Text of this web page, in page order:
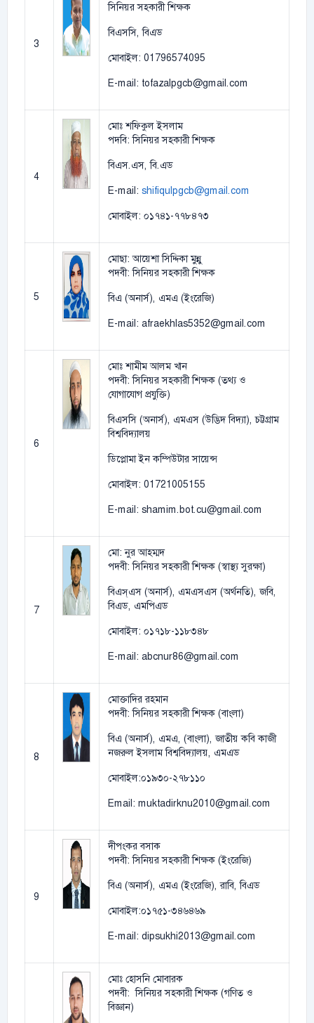
3
সিনিয়র সহকারী শিক্ষক
বিএসসি, বিএড
মোবাইল: 01796574095
E-mail: tofazalpgcb@gmail.com
4
মোঃ শফিকুল ইসলাম
পদবি: সিনিয়র সহকারী শিক্ষক
বিএস.এস, বি.এড
E-mail: shifiqulpgcb@gmail.com
মোবাইল: ০১৭৪১-৭৭৮৪৭৩
5
মোছা: আয়েশা সিদ্দিকা মুন্নু
পদবী: সিনিয়র সহকারী শিক্ষক
বিএ (অনার্স), এমএ (ইংরেজি)
E-mail: afraekhlas5352@gmail.com
6
মোঃ শামীম আলম খান
পদবী: সিনিয়র সহকারী শিক্ষক (তথ্য ও
যোগাযোগ প্রযুক্তি)
বিএসসি (অনার্স), এমএস (উদ্ভিদ বিদ্যা), চট্টগ্রাম
বিশ্ববিদ্যালয়
ডিপ্লোমা ইন কম্পিউটার সায়েন্স
মোবাইল: 01721005155
E-mail: shamim.bot.cu@gmail.com
7
মো: নুর আহম্মদ
পদবী: সিনিয়র সহকারী শিক্ষক (স্বাস্থ্য সুরক্ষা)
বিএস্এস (অনার্স), এমএসএস (অর্থনতি), জবি,
বিএড, এমপিএড
মোবাইল: ০১৭১৮-১১৮৩৪৮
E-mail: abcnur86@gmail.com
8
মোক্তাদির রহমান
পদবী: সিনিয়র সহকারী শিক্ষক (বাংলা)
বিএ (অনার্স), এমএ, (বাংলা), জাতীয় কবি কাজী
নজরুল ইসলাম বিশ্ববিদ্যালয়, এমএড
মোবাইল:০১৯৩০-২৭৮১১০
Email: muktadirknu2010@gmail.com
9
দীপংকর বসাক
পদবী: সিনিয়র সহকারী শিক্ষক (ইংরেজি)
বিএ (অনার্স), এমএ (ইংরেজি), রাবি, বিএড
মোবাইল:০১৭৫১-৩৪৬৪৬৯
E-mail: dipsukhi2013@gmail.com
মোঃ হোসনি মোবারক
পদবী: সিনিয়র সহকারী শিক্ষক (গণিত ও
বিজ্ঞান)